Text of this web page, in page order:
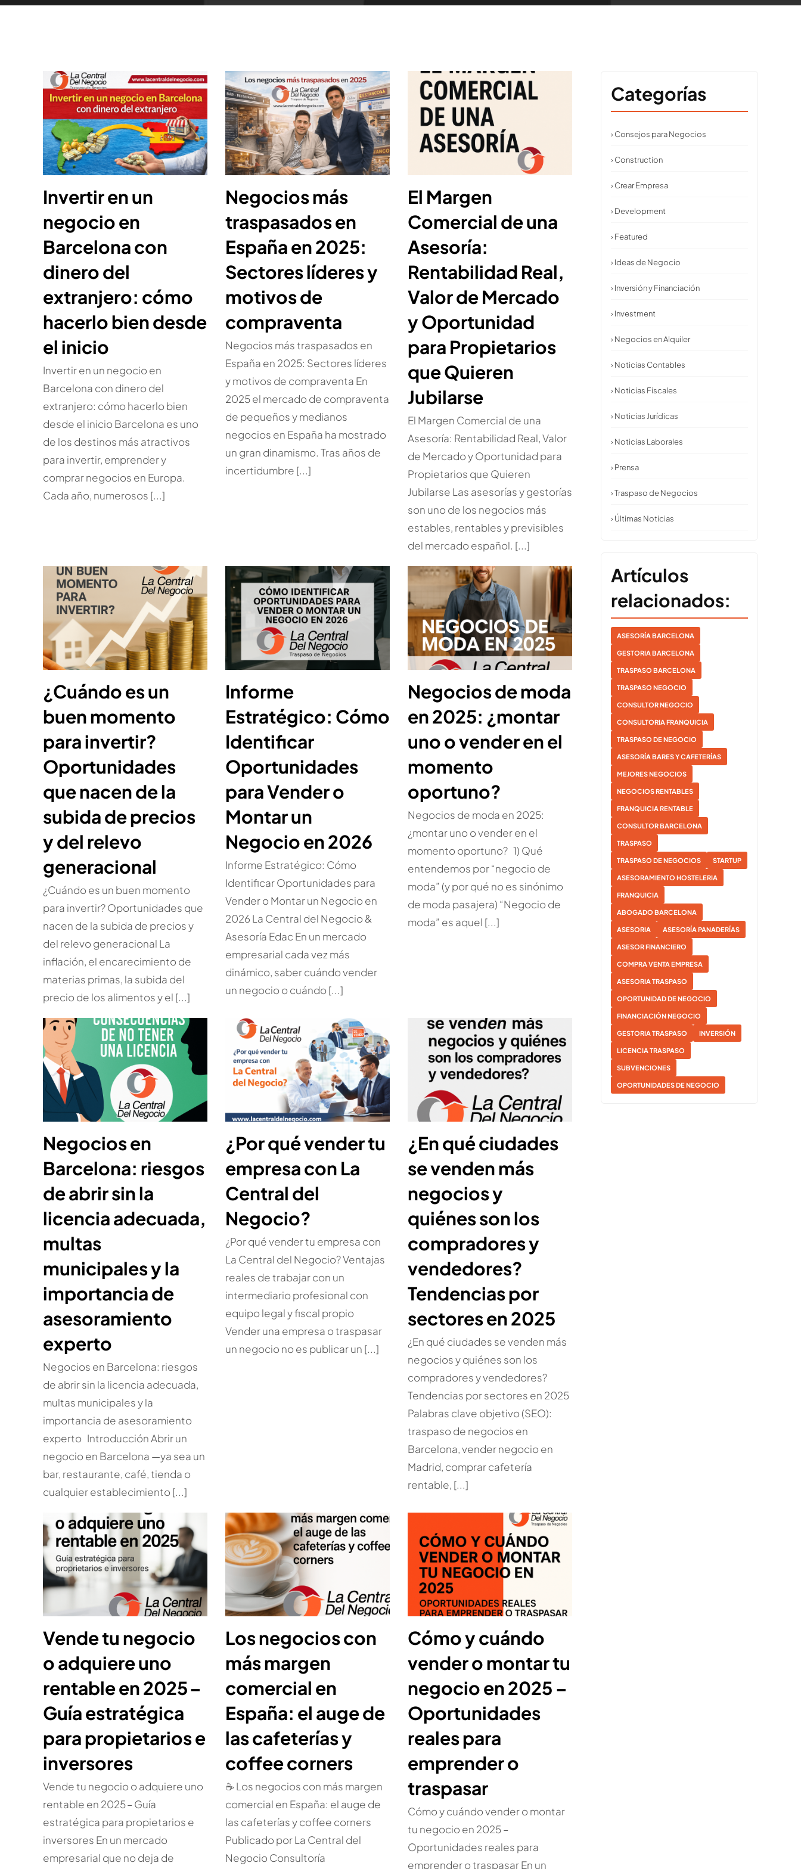
Invertir en un
negocio en
Barcelona con
dinero del
extranjero: cómo
hacerlo bien desde
el inicio
Invertir en un negocio en
Barcelona con dinero del
extranjero: cómo hacerlo bien
desde el inicio Barcelona es uno
de los destinos más atractivos
para invertir, emprender y
comprar negocios en Europa.
Cada año, numerosos [...]
Negocios más
traspasados en
España en 2025:
Sectores líderes y
motivos de
compraventa
Negocios más traspasados en
España en 2025: Sectores líderes
y motivos de compraventa En
2025 el mercado de compraventa
de pequeños y medianos
negocios en España ha mostrado
un gran dinamismo. Tras años de
incertidumbre [...]
El Margen
Comercial de una
Asesoría:
Rentabilidad Real,
Valor de Mercado
y Oportunidad
para Propietarios
que Quieren
Jubilarse
El Margen Comercial de una
Asesoría: Rentabilidad Real, Valor
de Mercado y Oportunidad para
Propietarios que Quieren
Jubilarse Las asesorías y gestorías
son uno de los negocios más
estables, rentables y previsibles
del mercado español. [...]
¿Cuándo es un
buen momento
para invertir?
Oportunidades
que nacen de la
subida de precios
y del relevo
generacional
¿Cuándo es un buen momento
para invertir? Oportunidades que
nacen de la subida de precios y
del relevo generacional La
inflación, el encarecimiento de
materias primas, la subida del
precio de los alimentos y el [...]
Informe
Estratégico: Cómo
Identificar
Oportunidades
para Vender o
Montar un
Negocio en 2026
Informe Estratégico: Cómo
Identificar Oportunidades para
Vender o Montar un Negocio en
2026 La Central del Negocio &
Asesoría Edac En un mercado
empresarial cada vez más
dinámico, saber cuándo vender
un negocio o cuándo [...]
Negocios de moda
en 2025: ¿montar
uno o vender en el
momento
oportuno?
Negocios de moda en 2025:
¿montar uno o vender en el
momento oportuno? 1) Qué
entendemos por “negocio de
moda” (y por qué no es sinónimo
de moda pasajera) “Negocio de
moda” es aquel [...]
Negocios en
Barcelona: riesgos
de abrir sin la
licencia adecuada,
multas
municipales y la
importancia de
asesoramiento
experto
Negocios en Barcelona: riesgos
de abrir sin la licencia adecuada,
multas municipales y la
importancia de asesoramiento
experto Introducción Abrir un
negocio en Barcelona —ya sea un
bar, restaurante, café, tienda o
cualquier establecimiento [...]
¿Por qué vender tu
empresa con La
Central del
Negocio?
¿Por qué vender tu empresa con
La Central del Negocio? Ventajas
reales de trabajar con un
intermediario profesional con
equipo legal y fiscal propio
Vender una empresa o traspasar
un negocio no es publicar un [...]
¿En qué ciudades
se venden más
negocios y
quiénes son los
compradores y
vendedores?
Tendencias por
sectores en 2025
¿En qué ciudades se venden más
negocios y quiénes son los
compradores y vendedores?
Tendencias por sectores en 2025
Palabras clave objetivo (SEO):
traspaso de negocios en
Barcelona, vender negocio en
Madrid, comprar cafetería
rentable, [...]
Vende tu negocio
o adquiere uno
rentable en 2025 –
Guía estratégica
para propietarios e
inversores
Vende tu negocio o adquiere uno
rentable en 2025 – Guía
estratégica para propietarios e
inversores En un mercado
empresarial que no deja de
Los negocios con
más margen
comercial en
España: el auge de
las cafeterías y
coffee corners
☕ Los negocios con más margen
comercial en España: el auge de
las cafeterías y coffee corners
Publicado por La Central del
Negocio Consultoría
Cómo y cuándo
vender o montar tu
negocio en 2025 –
Oportunidades
reales para
emprender o
traspasar
Cómo y cuándo vender o montar
tu negocio en 2025 –
Oportunidades reales para
emprender o traspasar En un
Categorías
› Consejos para Negocios
› Construction
› Crear Empresa
› Development
› Featured
› Ideas de Negocio
› Inversión y Financiación
› Investment
› Negocios en Alquiler
› Noticias Contables
› Noticias Fiscales
› Noticias Jurídicas
› Noticias Laborales
› Prensa
› Traspaso de Negocios
› Últimas Noticias
Artículos
relacionados:
ASESORÍA BARCELONA
GESTORIA BARCELONA
TRASPASO BARCELONA
TRASPASO NEGOCIO
CONSULTOR NEGOCIO
CONSULTORIA FRANQUICIA
TRASPASO DE NEGOCIO
ASESORÍA BARES Y CAFETERÍAS
MEJORES NEGOCIOS
NEGOCIOS RENTABLES
FRANQUICIA RENTABLE
CONSULTOR BARCELONA
TRASPASO
TRASPASO DE NEGOCIOS STARTUP
ASESORAMIENTO HOSTELERIA
FRANQUICIA
ABOGADO BARCELONA
ASESORIA ASESORÍA PANADERÍAS
ASESOR FINANCIERO
COMPRA VENTA EMPRESA
ASESORIA TRASPASO
OPORTUNIDAD DE NEGOCIO
FINANCIACIÓN NEGOCIO
GESTORIA TRASPASO INVERSIÓN
LICENCIA TRASPASO
SUBVENCIONES
OPORTUNIDADES DE NEGOCIO